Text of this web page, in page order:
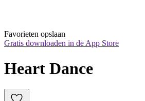
Favorieten opslaan
Gratis downloaden in de App Store
Heart Dance